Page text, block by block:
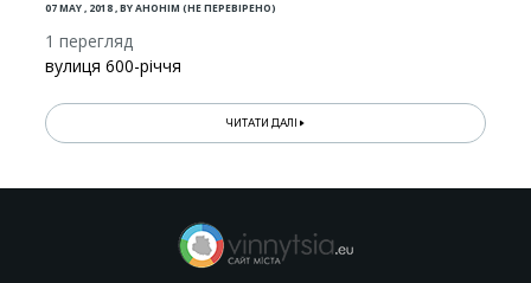
07 MAY , 2018,BYАНОНІМ (НЕ ПЕРЕВІРЕНО)
1 перегляд
вулиця 600-річчя
ЧИТАТИ ДАЛІ